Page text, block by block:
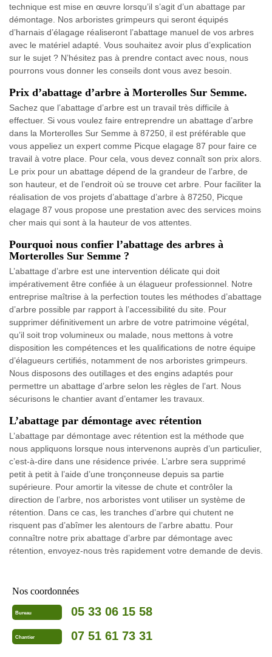
technique est mise en œuvre lorsqu’il s’agit d’un abattage par
démontage. Nos arboristes grimpeurs qui seront équipés
d’harnais d’élagage réaliseront l’abattage manuel de vos arbres
avec le matériel adapté. Vous souhaitez avoir plus d’explication
sur le sujet ? N’hésitez pas à prendre contact avec nous, nous
pourrons vous donner les conseils dont vous avez besoin.
Prix d’abattage d’arbre à Morterolles Sur Semme.
Sachez que l’abattage d’arbre est un travail très difficile à
effectuer. Si vous voulez faire entreprendre un abattage d’arbre
dans la Morterolles Sur Semme à 87250, il est préférable que
vous appeliez un expert comme Picque elagage 87 pour faire ce
travail à votre place. Pour cela, vous devez connaît son prix alors.
Le prix pour un abattage dépend de la grandeur de l’arbre, de
son hauteur, et de l’endroit où se trouve cet arbre. Pour faciliter la
réalisation de vos projets d’abattage d’arbre à 87250, Picque
elagage 87 vous propose une prestation avec des services moins
cher mais qui sont à la hauteur de vos attentes.
Pourquoi nous confier l’abattage des arbres à
Morterolles Sur Semme ?
L’abattage d’arbre est une intervention délicate qui doit
impérativement être confiée à un élagueur professionnel. Notre
entreprise maîtrise à la perfection toutes les méthodes d’abattage
d’arbre possible par rapport à l’accessibilité du site. Pour
supprimer définitivement un arbre de votre patrimoine végétal,
qu’il soit trop volumineux ou malade, nous mettons à votre
disposition les compétences et les qualifications de notre équipe
d’élagueurs certifiés, notamment de nos arboristes grimpeurs.
Nous disposons des outillages et des engins adaptés pour
permettre un abattage d’arbre selon les règles de l’art. Nous
sécurisons le chantier avant d’entamer les travaux.
L’abattage par démontage avec rétention
L’abattage par démontage avec rétention est la méthode que
nous appliquons lorsque nous intervenons auprès d’un particulier,
c’est-à-dire dans une résidence privée. L’arbre sera supprimé
petit à petit à l’aide d’une tronçonneuse depuis sa partie
supérieure. Pour amortir la vitesse de chute et contrôler la
direction de l’arbre, nos arboristes vont utiliser un système de
rétention. Dans ce cas, les tranches d’arbre qui chutent ne
risquent pas d’abîmer les alentours de l’arbre abattu. Pour
connaître notre prix abattage d’arbre par démontage avec
rétention, envoyez-nous très rapidement votre demande de devis.
Nos coordonnées
Bureau 05 33 06 15 58
Chantier 07 51 61 73 31